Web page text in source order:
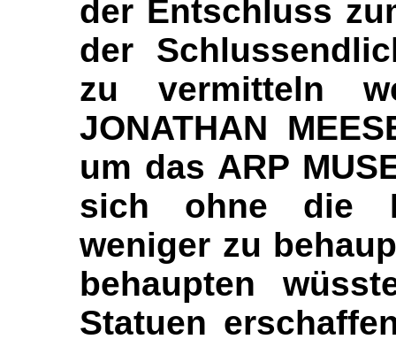
der Entschluss
der
zu vermitteln
JONATHAN
um das ARP
sich ohne die
weniger zu
behaupten
Statuen